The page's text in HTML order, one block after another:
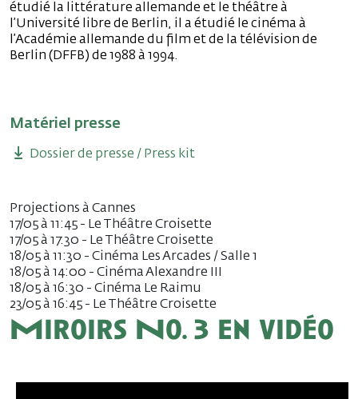
étudié la littérature allemande et le théâtre à
l’Université libre de Berlin, il a étudié le cinéma à
l’Académie allemande du film et de la télévision de
Berlin (DFFB) de 1988 à 1994.
Matériel presse
Dossier de presse / Press kit
Projections à Cannes
17/05 à 11:45 - Le Théâtre Croisette
17/05 à 17:30 - Le Théâtre Croisette
18/05 à 11:30 - Cinéma Les Arcades / Salle 1
18/05 à 14:00 - Cinéma Alexandre III
18/05 à 16:30 - Cinéma Le Raimu
23/05 à 16:45 - Le Théâtre Croisette
Miroirs No. 3 en vidéo